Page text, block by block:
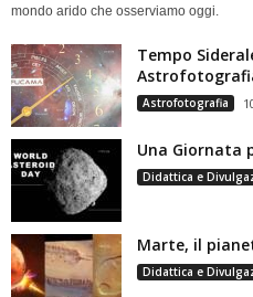
mondo arido che osserviamo oggi.
Tempo
Astrofotografia
Una Giornata
Didattica e
Marte, il
Didattica e